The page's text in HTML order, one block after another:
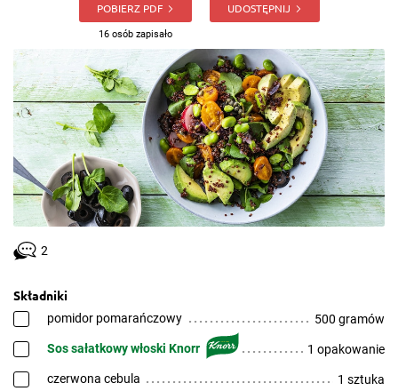
POBIERZ PDF
16 osób zapisało
UDOSTĘPNIJ
2
Składniki
pomidor pomarańczowy 500 gramów
Sos sałatkowy włoski Knorr 1 opakowanie
czerwona cebula 1 sztuka